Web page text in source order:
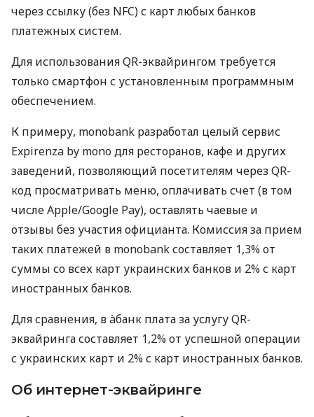
через ссылку (без NFC) с карт любых банков
платежных систем.
Для использования QR-эквайрингом требуется
только смартфон с установленным программным
обеспечением.
К примеру, monobank разработал целый сервис
Expirenza by mono для ресторанов, кафе и других
заведений, позволяющий посетителям через QR-
код просматривать меню, оплачивать счет (в том
числе Apple/Google Pay), оставлять чаевые и
отзывы без участия официанта. Комиссия за прием
таких платежей в monobank составляет 1,3% от
суммы со всех карт украинских банков и 2% с карт
иностранных банков.
Для сравнения, в àбанк плата за услугу QR-
эквайринга составляет 1,2% от успешной операции
с украинских карт и 2% с карт иностранных банков.
Об интернет-эквайринге